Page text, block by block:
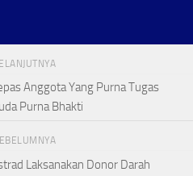
Anggota Yang Purna Tugas
Purna Bhakti
Laksanakan Donor Darah